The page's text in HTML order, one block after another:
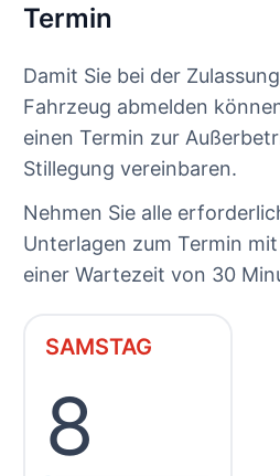
Termin
Damit Sie bei der
Fahrzeug abmelden
einen Termin zur
Stillegung vereinbaren.
Nehmen Sie alle
Unterlagen zum Termin
einer Wartezeit von 30
SAMSTAG
8